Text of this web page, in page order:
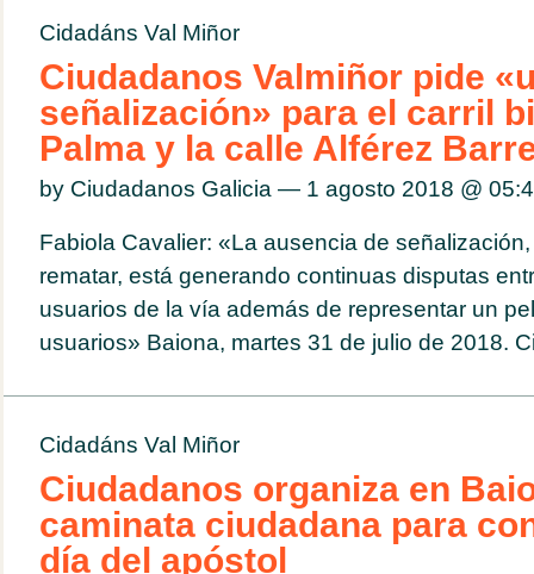
Cidadáns Val Miñor
Ciudadanos Valmiñor pide
señalización» para el carril
Palma y la calle Alférez
by Ciudadanos Galicia — 1 agosto 2018 @
Fabiola Cavalier: «La ausencia de
rematar, está generando continuas disputas
usuarios de la vía además de representar un
usuarios» Baiona, martes 31 de julio de 2018.
Cidadáns Val Miñor
Ciudadanos organiza en
caminata ciudadana para
día del apóstol